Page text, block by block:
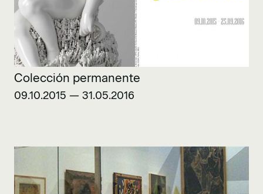
Colección permanente
09.10.2015 — 31.05.2016